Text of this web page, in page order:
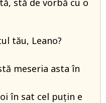
stă de vorbă cu o
tău, Leano?
meseria asta în
în sat cel puţin e